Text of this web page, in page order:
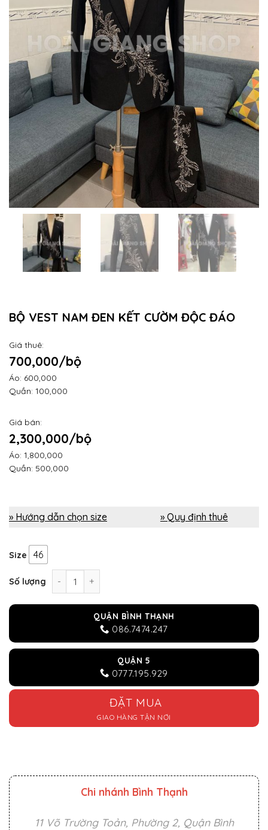
BỘ VEST NAM ĐEN KẾT CƯỜM ĐỘC ĐÁO
Giá thuê:
700,000/bộ
Áo: 600,000
Quần: 100,000
Giá bán:
2,300,000/bộ
Áo: 1,800,000
Quần: 500,000
» Hướng dẫn chọn size » Quy định thuê
Size 46
Số lượng
QUẬN BÌNH THẠNH
086.7474.247
QUẬN 5
0777.195.929
ĐẶT MUA
GIAO HÀNG TẬN NƠI
Chi nhánh Bình Thạnh
11 Võ Trường Toản, Phường 2, Quận Bình